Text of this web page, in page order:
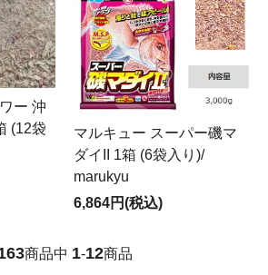
ー 沖
(12袋
マルキュー スーパー磯マ
ダイII 1箱 (6袋入り)/
marukyu
6,864円(税込)
商品中 1-12商品